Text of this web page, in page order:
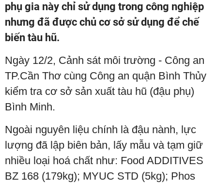
phụ gia này chỉ sử dụng trong công nghiệp
nhưng đã được chủ cơ sở sử dụng để chế
biến tàu hũ.
Ngày 12/2, Cảnh sát môi trường - Công an
TP.Cần Thơ cùng Công an quận Bình Thủy
kiểm tra cơ sở sản xuất tàu hũ (đậu phụ)
Bình Minh.
Ngoài nguyên liệu chính là đậu nành, lực
lượng đã lập biên bản, lấy mẫu và tạm giữ
nhiều loại hoá chất như: Food ADDITIVES
BZ 168 (179kg); MYUC STD (5kg); Phos